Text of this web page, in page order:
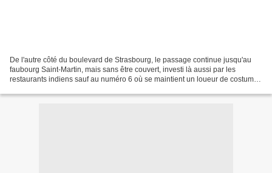
De l'autre côté du boulevard de Strasbourg, le passage continue jusqu'au
faubourg Saint-Martin, mais sans être couvert, investi là aussi par les
restaurants indiens sauf au numéro 6 où se maintient un loueur de costumes